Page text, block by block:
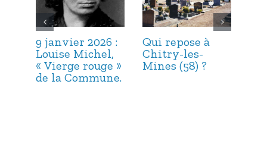
9 janvier 2026 :
Louise Michel,
« Vierge rouge »
de la Commune.
Qui repose à
Chitry-les-
Mines (58) ?